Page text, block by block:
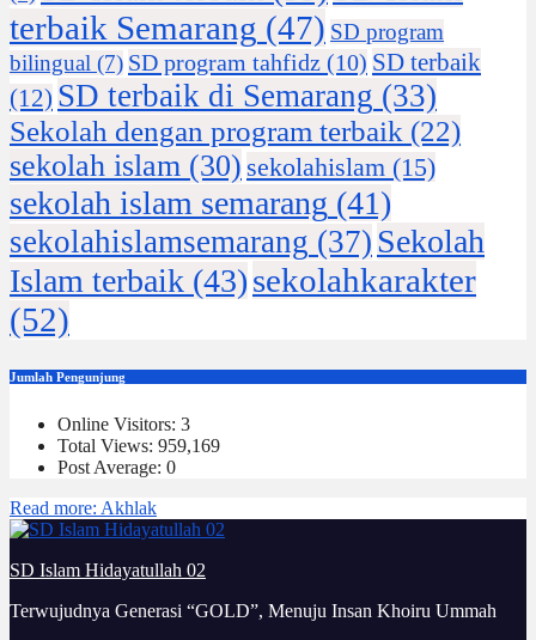
terbaik Semarang (47) SD program
bilingual (7) SD program tahfidz (10) SD terbaik
(12) SD terbaik di Semarang (33)
Sekolah dengan program terbaik (22)
sekolah islam (30) sekolahislam (15)
sekolah islam semarang (41)
sekolahislamsemarang (37) Sekolah
Islam terbaik (43)sekolahkarakter
(52)
Jumlah Pengunjung
Online Visitors: 3
Total Views: 959,169
Post Average: 0
Read more: Akhlak
SD Islam Hidayatullah 02
Terwujudnya Generasi “GOLD”, Menuju Insan Khoiru Ummah